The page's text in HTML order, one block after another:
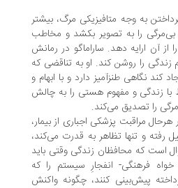
وجه متافیزیکی مرگ، بیشتر
را به تصویر بکشد و مخاطب
دهد. ساراماگو در رمانش
روشن کند. او به تناقضی که
طنزآمیز دارد و با ابهام و
و مفهوم هستی را به چالش
تصدیق می‌کند.
پزشکی اجباری از بیمار،
تنها تظاهر به قدرت می‌کند،
محافظان زندگی وقتی باید
انفجارِ سیستم را که
کنند، چگونه واکنش